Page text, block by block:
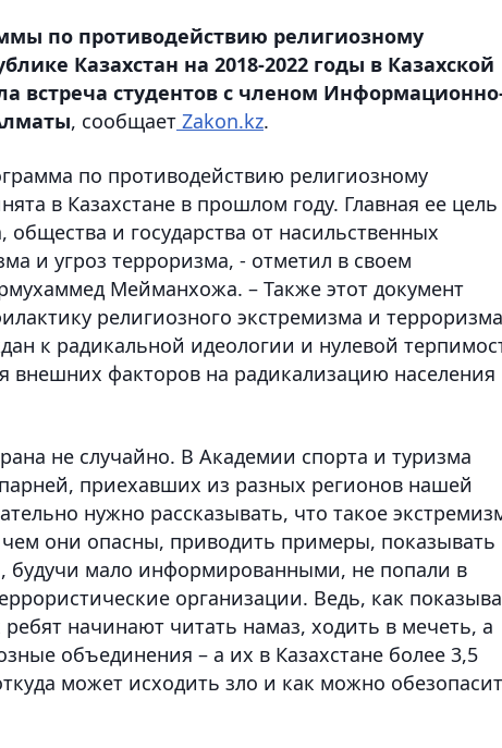
по противодействию религиозному
Казахстан на 2018-2022 годы в Казахской
встреча студентов с членом
, сообщает Zakon.kz.
по противодействию религиозному
в Казахстане в прошлом году. Главная ее цель
и государства от насильственных
и угроз терроризма, - отметил в своем
Мейманхожа. – Также этот документ
религиозного экстремизма и
к радикальной идеологии и нулевой
внешних факторов на радикализацию населения
не случайно. В Академии спорта и туризма
приехавших из разных регионов нашей
нужно рассказывать, что такое
они опасны, приводить примеры, показывать
будучи мало информированными, не попали в
организации. Ведь, как
начинают читать намаз, ходить в мечеть, а
объединения – а их в Казахстане более 3,5
может исходить зло и как можно